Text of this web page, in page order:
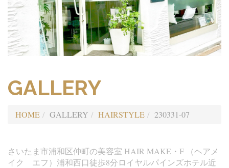
GALLERY
HOME GALLERY HAIRSTYLE 230331-07
さいたま市浦和区仲町の美容室 HAIR MAKE・F （ヘアメ
イク エフ）浦和西口徒歩8分ロイヤルパインズホテル近